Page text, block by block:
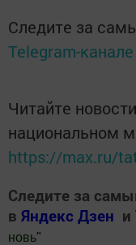
Следите за
Telegram-канале
Читайте
национальном
https://max.ru/
Следите за
в Яндекс Дзен и
новь"